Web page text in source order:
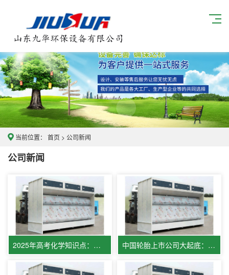
当前位置： 首页 > 公司新闻
公司新闻
2025年高考化学知识点：有关水的反响 中国轮胎上市公司大起底：正新、赛轮、玲珑、森麒麟、三角、双星